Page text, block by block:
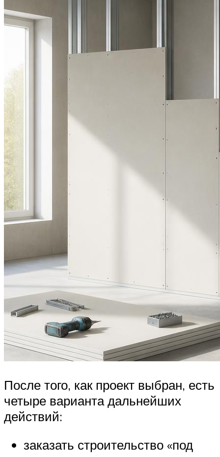
После того, как проект выбран, есть
четыре варианта дальнейших
действий:
заказать строительство «под